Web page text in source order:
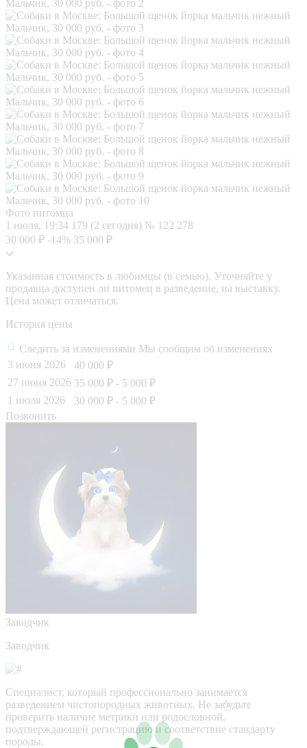
Фото питомца
1 июля, 19:34 179 (2 сегодня) № 122 278
30 000 ₽ -14% 35 000 ₽
Указанная стоимость в любимцы (в семью). Уточняйте у
продавца доступен ли питомец в разведение, на выставку.
Цена может отличаться.
История цены
Следить за изменениями Мы сообщим об изменениях
3 июня 2026
40 000 ₽
27 июня 2026 35 000 ₽ - 5 000 ₽
1 июля 2026
30 000 ₽ - 5 000 ₽
Позвонить
Заводчик
Заводчик
Специалист, который профессионально занимается
разведением чистопородных животных. Не забудьте
проверить наличие метрики или родословной,
подтверждающей регистрацию и соответствие стандарту
породы.